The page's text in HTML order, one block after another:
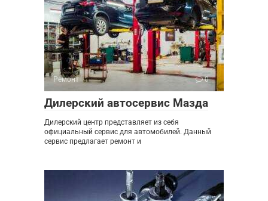
Ремонт 0
Дилерский автосервис Мазда
Дилерский центр представляет из себя
официальный сервис для автомобилей. Данный
сервис предлагает ремонт и